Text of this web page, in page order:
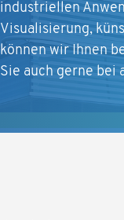
industriellen
Visualisierung,
können wir Ihnen
Sie auch gerne bei